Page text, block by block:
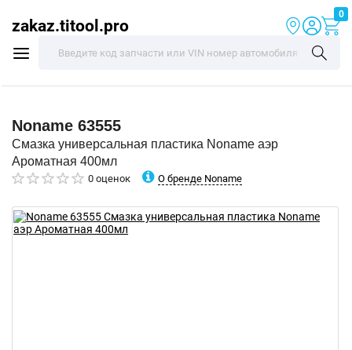
zakaz.titool.pro
0
Noname 63555
Смазка универсальная пластика Noname аэр
Ароматная 400мл
0 оценок О бренде Noname